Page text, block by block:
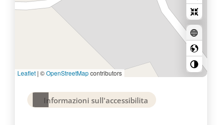
Leaflet | ©OpenStreetMapcontributors
Informazioni sull'accessibilita